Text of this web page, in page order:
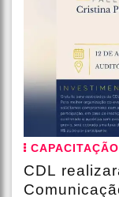
CAPACITAÇÃO
CDL